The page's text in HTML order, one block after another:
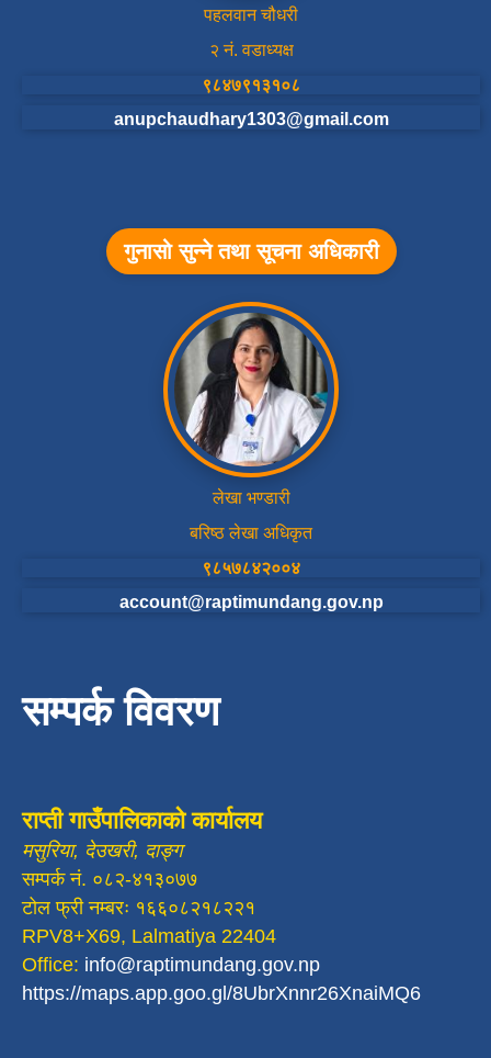
पहलवान चौधरी
२ नं. वडाध्यक्ष
९८४७९१३१०८
anupchaudhary1303@gmail.com
गुनासो सुन्ने तथा सूचना अधिकारी
लेखा भण्डारी
बरिष्ठ लेखा अधिकृत
९८५७८४२००४
account@raptimundang.gov.np
सम्पर्क विवरण
राप्ती गाउँपालिकाको कार्यालय
मसुरिया, देउखरी, दाङ्ग
सम्पर्क नं. ०८२-४१३०७७
टोल फ्री नम्बरः १६६०८२१८२२१
RPV8+X69, Lalmatiya 22404
Office: info@raptimundang.gov.np
https://maps.app.goo.gl/8UbrXnnr26XnaiMQ6